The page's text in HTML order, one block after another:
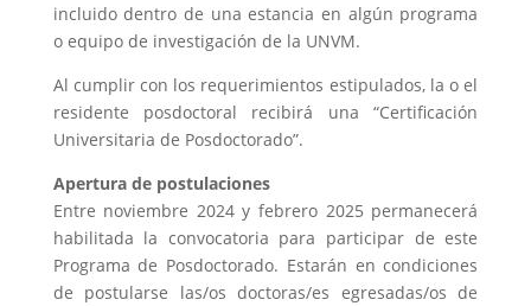
incluido dentro de una estancia en algún programa
o equipo de investigación de la UNVM.
Al cumplir con los requerimientos estipulados, la o el
residente posdoctoral recibirá una “Certificación
Universitaria de Posdoctorado”.
Apertura de postulaciones
Entre noviembre 2024 y febrero 2025 permanecerá
habilitada la convocatoria para participar de este
Programa de Posdoctorado. Estarán en condiciones
de postularse las/os doctoras/es egresadas/os de